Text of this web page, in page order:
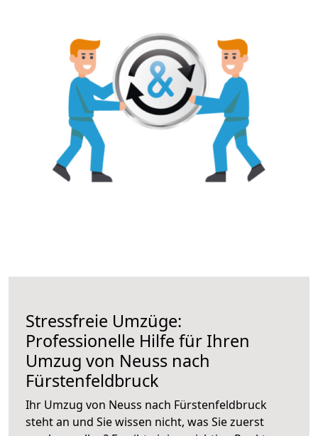
Stressfreie Umzüge:
Professionelle Hilfe für Ihren
Umzug von Neuss nach
Fürstenfeldbruck
Ihr Umzug von Neuss nach Fürstenfeldbruck
steht an und Sie wissen nicht, was Sie zuerst